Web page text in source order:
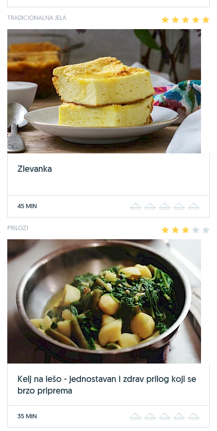
TRADICIONALNA JELA 2 3 4
Zlevanka
45 MIN 2 3 4
PRILOZI 2 3 4
Kelj na lešo - jednostavan i zdrav prilog koji se
brzo priprema
35 MIN 2 3 4